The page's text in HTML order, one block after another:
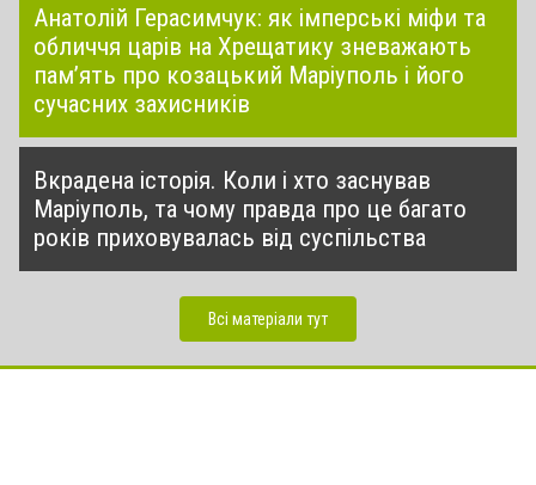
Анатолій Герасимчук: як імперські міфи та
обличчя царів на Хрещатику зневажають
пам’ять про козацький Маріуполь і його
сучасних захисників
Вкрадена історія. Коли і хто заснував
Маріуполь, та чому правда про це багато
років приховувалась від суспільства
Всі матеріали тут